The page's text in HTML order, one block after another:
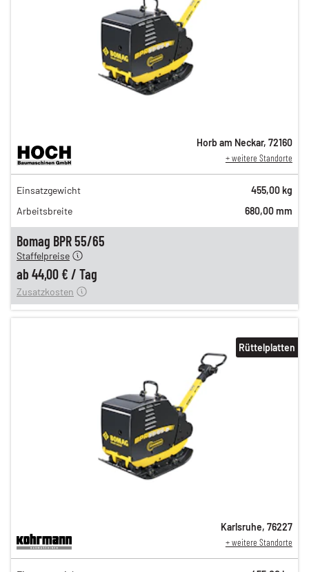
Bomag BPR 55/65
76,00 €
63,00 €
51,00 €
Staffelpreise
ab 44,00 € / Tag
12,00 €
Zusatzkosten
Horb am Neckar, 72160
+ weitere Standorte
Einsatzgewicht
455,00 kg
Arbeitsbreite
680,00 mm
76,00 €
Rüttelplatten
Karlsruhe, 76227
+ weitere Standorte